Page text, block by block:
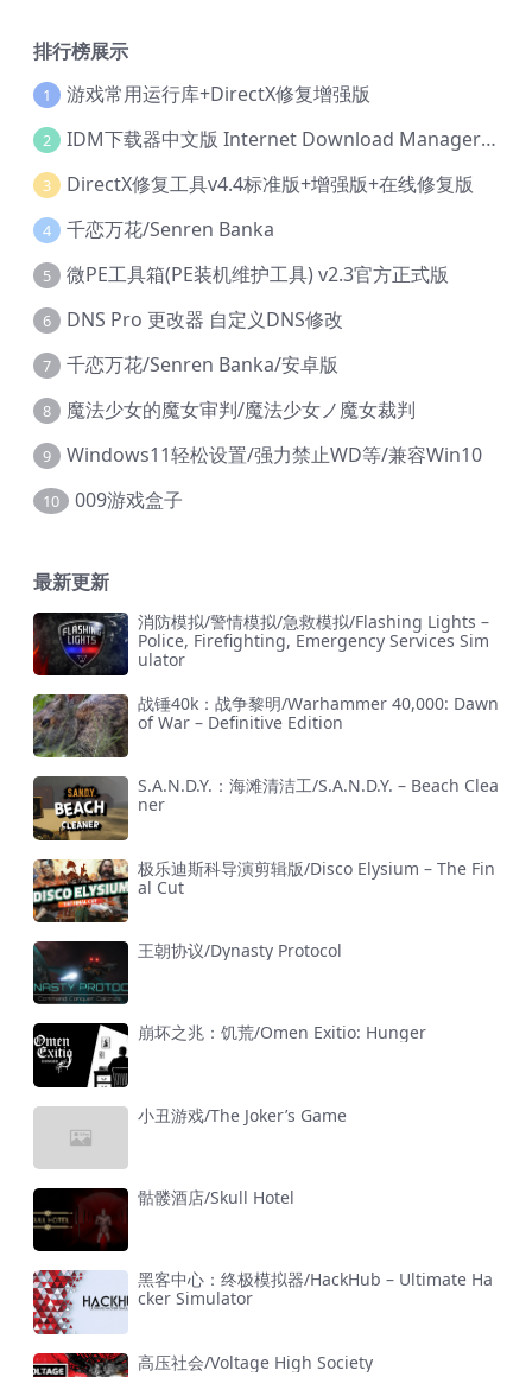
排行榜展示
1 游戏常用运行库+DirectX修复增强版
2 IDM下载器中文版 Internet Download Manager v6.42.36 IDM
3 DirectX修复工具v4.4标准版+增强版+在线修复版
4 千恋万花/Senren Banka
5 微PE工具箱(PE装机维护工具) v2.3官方正式版
6 DNS Pro 更改器 自定义DNS修改
7 千恋万花/Senren Banka/安卓版
8 魔法少女的魔女审判/魔法少女ノ魔女裁判
9 Windows11轻松设置/强力禁止WD等/兼容Win10
10 009游戏盒子
最新更新
消防模拟/警情模拟/急救模拟/Flashing Lights –
Police, Firefighting, Emergency Services Sim
ulator
战锤40k：战争黎明/Warhammer 40,000: Dawn
of War – Definitive Edition
S.A.N.D.Y.：海滩清洁工/S.A.N.D.Y. – Beach Clea
ner
极乐迪斯科导演剪辑版/Disco Elysium – The Fin
al Cut
王朝协议/Dynasty Protocol
崩坏之兆：饥荒/Omen Exitio: Hunger
小丑游戏/The Joker’s Game
骷髅酒店/Skull Hotel
黑客中心：终极模拟器/HackHub – Ultimate Ha
cker Simulator
高压社会/Voltage High Society